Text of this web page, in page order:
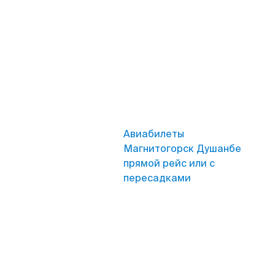
Авиабилеты
Магнитогорск Душанбе
прямой рейс или с
пересадками